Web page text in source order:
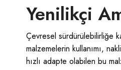
Yenilikçi
Çevresel sürdürülebilirliğe
malzemelerin kullanımı,
hızlı adapte olabilen bu